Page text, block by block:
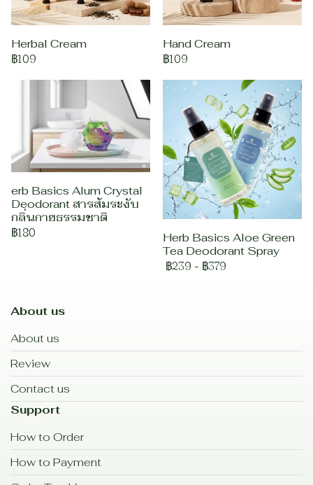
Herbal Cream
฿109
Hand Cream
฿109
erb Basics Alum Crystal
Deodorant สารส้มระงับ
กลิ่นกายธรรมชาติ
฿180
Herb Basics Aloe Green
Tea Deodorant Spray
฿239 - ฿379
About us
About us
Review
Contact us
Support
How to Order
How to Payment